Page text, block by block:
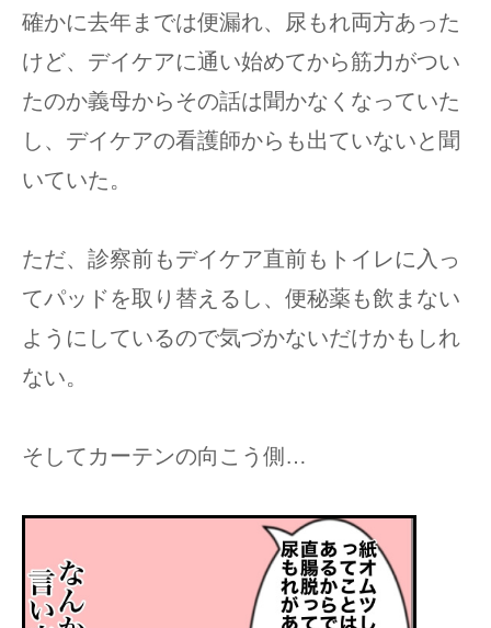
確かに去年までは便漏れ、尿もれ両方あった
けど、デイケアに通い始めてから筋力がつい
たのか義母からその話は聞かなくなっていた
し、デイケアの看護師からも出ていないと聞
いていた。
ただ、診察前もデイケア直前もトイレに入っ
てパッドを取り替えるし、便秘薬も飲まない
ようにしているので気づかないだけかもしれ
ない。
そしてカーテンの向こう側…